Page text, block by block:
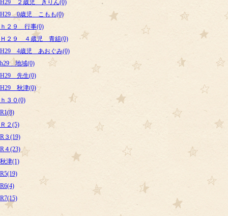
H29 ２歳児 きりん(0)
H29 0歳児 こもも(0)
ｈ２９ 行事(0)
Ｈ２９ ４歳児 青組(0)
H29 4歳児 あおぐみ(0)
h29 地域(0)
H29 先生(0)
H29 秋津(0)
ｈ３０(0)
R1(8)
Ｒ２(5)
R３(19)
R４(23)
秋津(1)
R5(19)
R6(4)
R7(15)